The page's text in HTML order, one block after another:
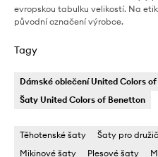
evropskou tabulku velikostí. Na
původní označení výrobce.
Tagy
Dámské oblečení United Colors
Šaty United Colors of Benetton
Těhotenské šaty Šaty pro
Mikinové šaty
Plesové šaty